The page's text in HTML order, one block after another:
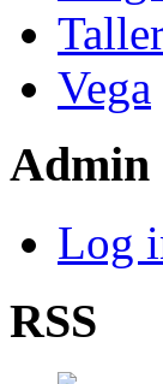
Vega
Admin
Log
RSS